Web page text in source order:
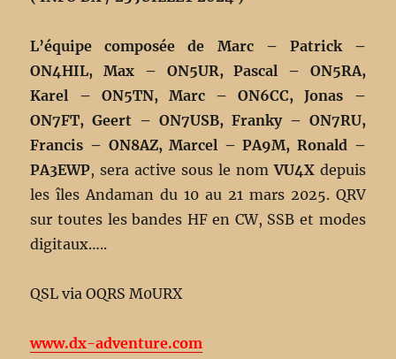
L’équipe composée de Marc – Patrick –
ON4HIL, Max – ON5UR, Pascal – ON5RA,
Karel – ON5TN, Marc – ON6CC, Jonas –
ON7FT, Geert – ON7USB, Franky – ON7RU,
Francis – ON8AZ, Marcel – PA9M, Ronald –
PA3EWP, sera active sous le nomVU4Xdepuis
les îles Andaman du 10 au 21 mars 2025. QRV
sur toutes les bandes HF en CW, SSB et modes
digitaux…..
QSL via OQRS M0URX
www.dx-adventure.com